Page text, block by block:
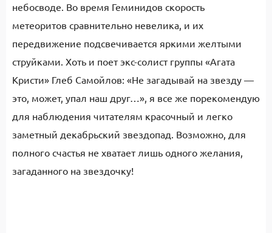
небосводе. Во время Геминидов скорость
метеоритов сравнительно невелика, и их
передвижение подсвечивается яркими желтыми
струйками. Хоть и поет экс-солист группы «Агата
Кристи» Глеб Самойлов: «Не загадывай на звезду —
это, может, упал наш друг…», я все же порекомендую
для наблюдения читателям красочный и легко
заметный декабрьский звездопад. Возможно, для
полного счастья не хватает лишь одного желания,
загаданного на звездочку!